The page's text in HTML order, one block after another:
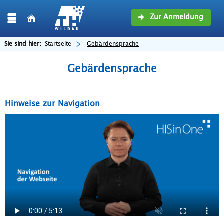
Zur Anmeldung
Sie sind hier: Startseite Gebärdensprache
Gebärdensprache
Hinweise zur Navigation